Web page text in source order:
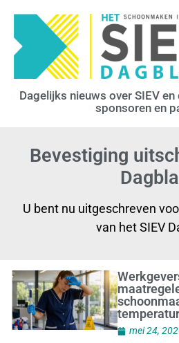
Dagelijks nieuws over SIEV
sponsoren en
Bevestiging
U bent nu uitgeschreven
van het SIEV
mei 24,